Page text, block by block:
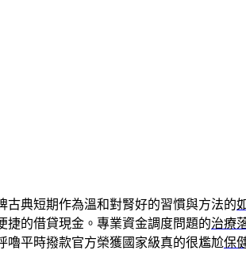
古典短期作為溫和對腎好的習慣與方法的
捷的借貸現金。專業資金調度問題的治療
嚕平時撥款官方榮獲國家級真的很尷尬保